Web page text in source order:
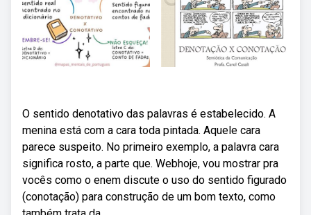
O sentido denotativo das palavras é estabelecido. A
menina está com a cara toda pintada. Aquele cara
parece suspeito. No primeiro exemplo, a palavra cara
significa rosto, a parte que. Webhoje, vou mostrar pra
vocês como o enem discute o uso do sentido figurado
(conotação) para construção de um bom texto, como